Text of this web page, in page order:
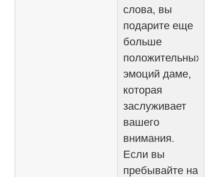
слова, вы
подарите еще
больше
положительных
эмоций даме,
которая
заслуживает
вашего
внимания.
Если вы
пребывайте на